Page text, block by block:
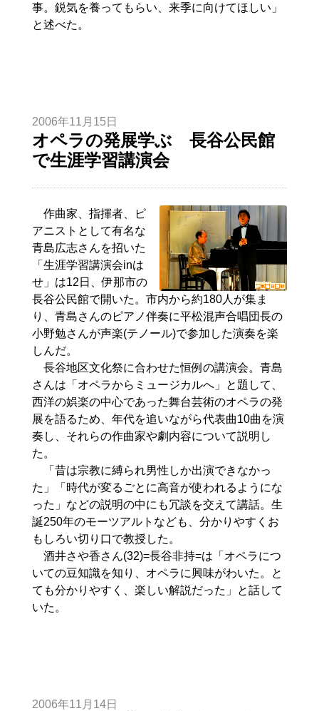
事。鋭気を養ってもらい、来季に向けてほしい」
と述べた。
2006年11月15日
オペラの発展学ぶ 長谷公民館
で生涯学習講演会
作曲家、指揮者、ピ
アニストとして有名な
青島広志さんを招いた
「生涯学習講演会inは
せ」は12日、伊那市の
長谷公民館で開いた。市内から約180人が集ま
り、青島さんのピアノ伴奏に平松混声合唱団長の
小野勉さんが声楽(テノール)で参加した演奏を楽
しんだ。
長谷地区文化祭に合わせた恒例の講演会。青島
さんは「オペラからミュージカルへ」と題して、
西洋の娯楽の中心であった舞台芸術のオペラの発
展を語るため、年代を追いながら代表曲10曲を演
奏し、それらの作曲家や劇内容について説明し
た。
「昔は宗教に縛られ男性しか出演できなかっ
た」「時代が変るごとに高音が使われるようにな
った」などの説明の中にも冗談を交えて講話。生
誕250年のモーツアルトなども、分かりやすくお
もしろい切り口で教授した。
酒井さや香さん(32)=長谷非持=は「オペラにつ
いての豆知識を知り、オペラに興味がわいた。と
ても分かりやすく、楽しい解説だった」と話して
いた。
2006年11月14日